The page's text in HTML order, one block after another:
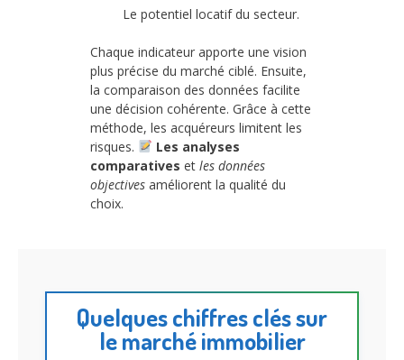
Le potentiel locatif du secteur.
Chaque indicateur apporte une vision
plus précise du marché ciblé. Ensuite,
la comparaison des données facilite
une décision cohérente. Grâce à cette
méthode, les acquéreurs limitent les
risques.
Les analyses
comparatives et les données
objectives améliorent la qualité du
choix.
Quelques chiffres clés sur
le marché immobilier